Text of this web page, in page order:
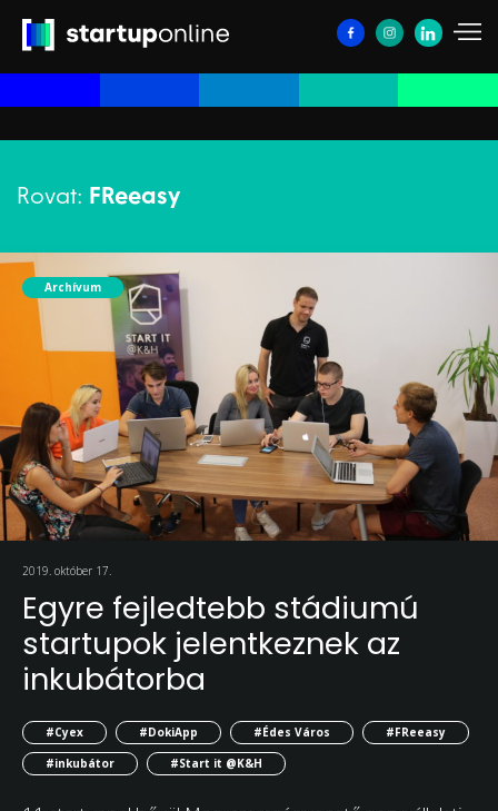
Rovat: FReeasy
Archívum
2019. október 17.
Egyre fejledtebb stádiumú
startupok jelentkeznek az
inkubátorba
#Cyex #DokiApp #Édes Város
#FReeasy
#inkubátor
#Start it @K&H